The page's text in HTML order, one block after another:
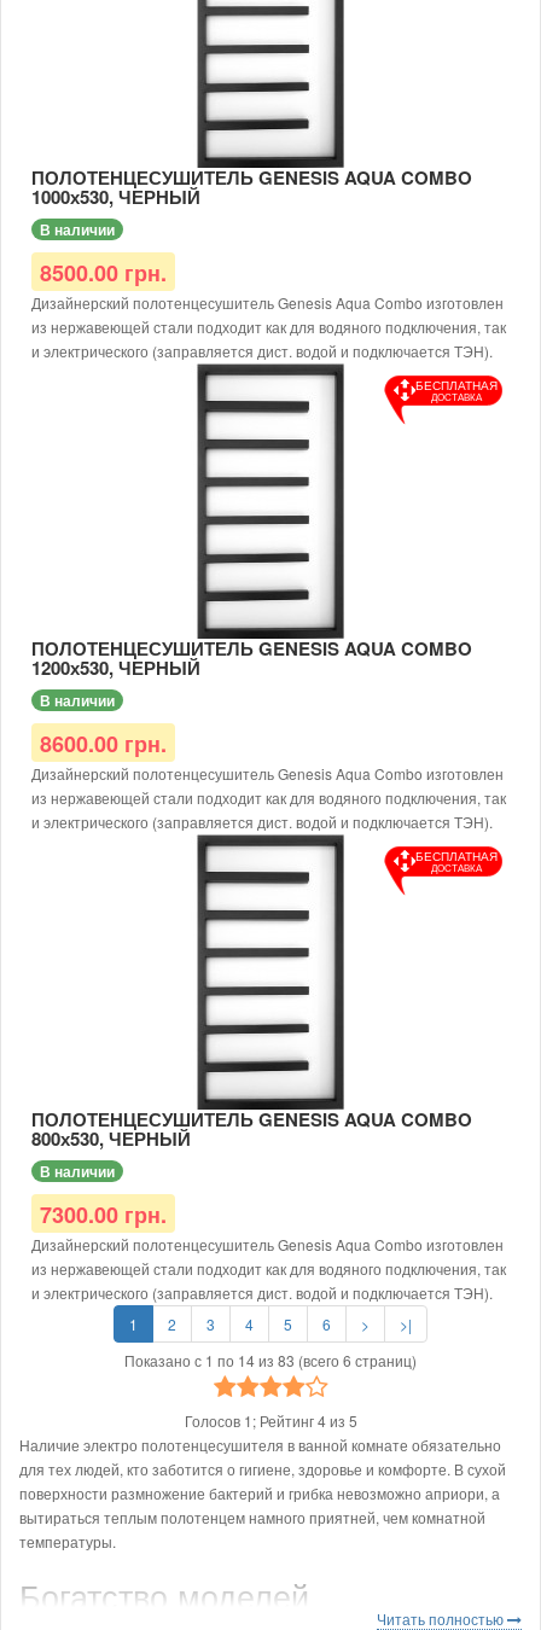
Диаметр подключения: G1/2
Рабочая температура: до 65 °С
Толщина металла: от 1,5 мм
заправить теплоносителем и доукомплектовать ТЭНом.
ПОЛОТЕНЦЕСУШИТЕЛЬ GENESIS AQUA COMBO
1000х530, ЧЕРНЫЙ
В наличии
8500.00 грн.
Дизайнерский полотенцесушитель Genesis Aqua Combo изготовлен
из нержавеющей стали подходит как для водяного подключения, так
и электрического (заправляется дист. водой и подключается ТЭН).
Размер: 1000х530х30
Тип: водяной/электрический
Доступные цвета: черный, белый, серый
Тип покраски: порошковая
Диаметр подключения: G1/2
Рабочая температура: до 65 °С
Толщина металла: от 1,5 мм
заправить теплоносителем и доукомплектовать ТЭНом.
БЕСПЛАТНАЯ
ДОСТАВКА
ПОЛОТЕНЦЕСУШИТЕЛЬ GENESIS AQUA COMBO
1200х530, ЧЕРНЫЙ
В наличии
8600.00 грн.
Дизайнерский полотенцесушитель Genesis Aqua Combo изготовлен
из нержавеющей стали подходит как для водяного подключения, так
и электрического (заправляется дист. водой и подключается ТЭН).
Размер: 1200х530х30
Тип: водяной/электрический
Доступные цвета: черный, белый, серый
Тип покраски: порошковая
Диаметр подключения: G1/2
Рабочая температура: до 65 °С
Толщина металла: от 1,5 мм
заправить теплоносителем и доукомплектовать ТЭНом.
БЕСПЛАТНАЯ
ДОСТАВКА
ПОЛОТЕНЦЕСУШИТЕЛЬ GENESIS AQUA COMBO
800х530, ЧЕРНЫЙ
В наличии
7300.00 грн.
Дизайнерский полотенцесушитель Genesis Aqua Combo изготовлен
из нержавеющей стали подходит как для водяного подключения, так
и электрического (заправляется дист. водой и подключается ТЭН).
Размер: 800х530х30
Тип: водяной/электрический
Доступные цвета: черный, белый, серый
Тип покраски: порошковая
Диаметр подключения: G1/2
Материал: нержавеющая сталь AISI 304
Рабочая температура: до 65 °С
Толщина металла: от 1,5 мм
Рабочее давление: 12 атм.
заправить теплоносителем и доукомплектовать ТЭНом.
1 2 3 4 5 6 >
>|
Показано с 1 по 14 из 83 (всего 6 страниц)
Голосов 1; Рейтинг4из 5
Наличие электро полотенцесушителя в ванной комнате обязательно
для тех людей, кто заботится о гигиене, здоровье и комфорте. В сухой
поверхности размножение бактерий и грибка невозможно априори, а
вытираться теплым полотенцем намного приятней, чем комнатной
температуры.
Богатство моделей Читать полностью